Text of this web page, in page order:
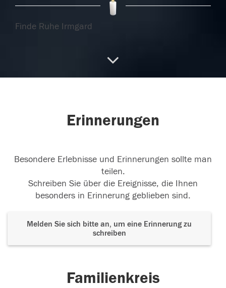
Finde Ruhe Irmgard
Ruhe in Frieden liebe Daniela
23.11.2017
Erinnerungen
Besondere Erlebnisse und Erinnerungen sollte man
teilen.
Schreiben Sie über die Ereignisse, die Ihnen
besonders in Erinnerung geblieben sind.
Melden Sie sich bitte an, um eine Erinnerung zu
schreiben
Familienkreis